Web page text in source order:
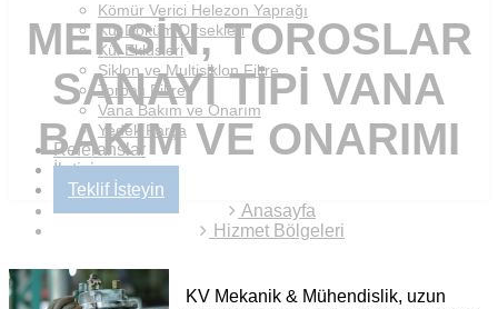
Kömür Verici Helezon Yaprağı
Kül Döküm Dirsekleri
Kül Eklüsleri
Siklon ve Multisiklon Filtre
Torbalı Filtre
Vana Bakım ve Onarım
Yedek Parça
Referanslar
İletişim
Teklif İsteyin
MERSIN, TOROSLAR
SANAYI TIPI VANA
BAKIM VE ONARIMI
Anasayfa
Hizmet Bölgeleri
KV Mekanik & Mühendislik, uzun